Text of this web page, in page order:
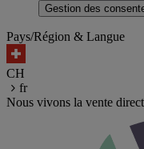
Gestion des
Pays/Région & Langue
CH
fr
Nous vivons la vente